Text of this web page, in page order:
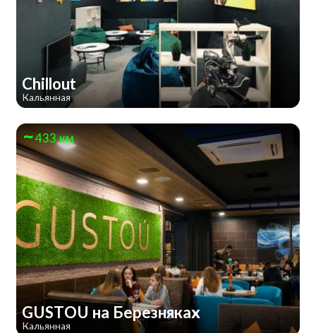
Chillout
Кальянная
433 км
GUSTOU на Березняках
Кальянная